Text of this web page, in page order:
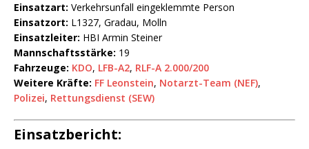
Einsatzart: Verkehrsunfall eingeklemmte Person
Einsatzort: L1327, Gradau, Molln
Einsatzleiter: HBI Armin Steiner
Mannschaftsstärke: 19
Fahrzeuge: KDO, LFB-A2, RLF-A 2.000/200
Weitere Kräfte: FF Leonstein, Notarzt-Team (NEF),
Polizei, Rettungsdienst (SEW)
Einsatzbericht: